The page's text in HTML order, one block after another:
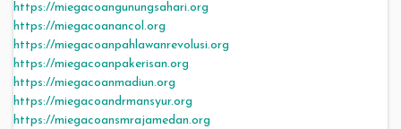
https://miegacoangunungsahari.org
https://miegacoanancol.org
https://miegacoanpahlawanrevolusi.org
https://miegacoanpakerisan.org
https://miegacoanmadiun.org
https://miegacoandrmansyur.org
https://miegacoansmrajamedan.org